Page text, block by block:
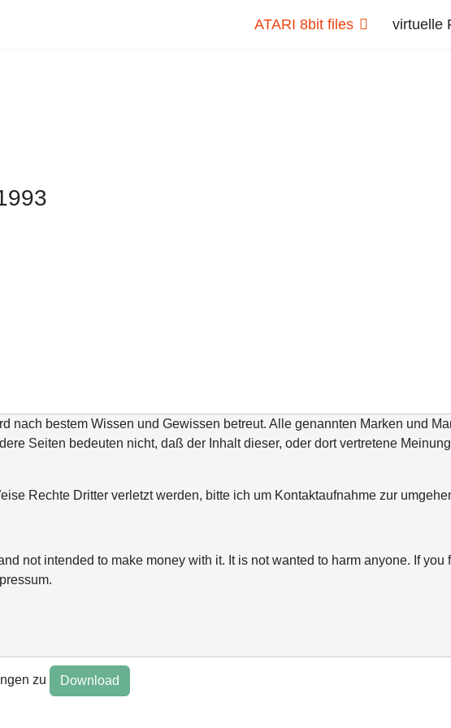
ATARI 8bit files virtuelle
nach bestem Wissen und Gewissen betreut. Alle genannten Marken und
Seiten bedeuten nicht, daß der Inhalt dieser, oder dort vertretene
Rechte Dritter verletzt werden, bitte ich um Kontaktaufnahme zur
not intended to make money with it. It is not wanted to harm anyone. If you
zu